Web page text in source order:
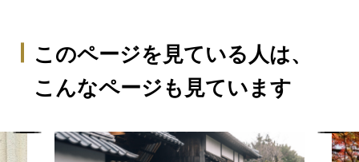
このページを見ている人は、
こんなページも見ています